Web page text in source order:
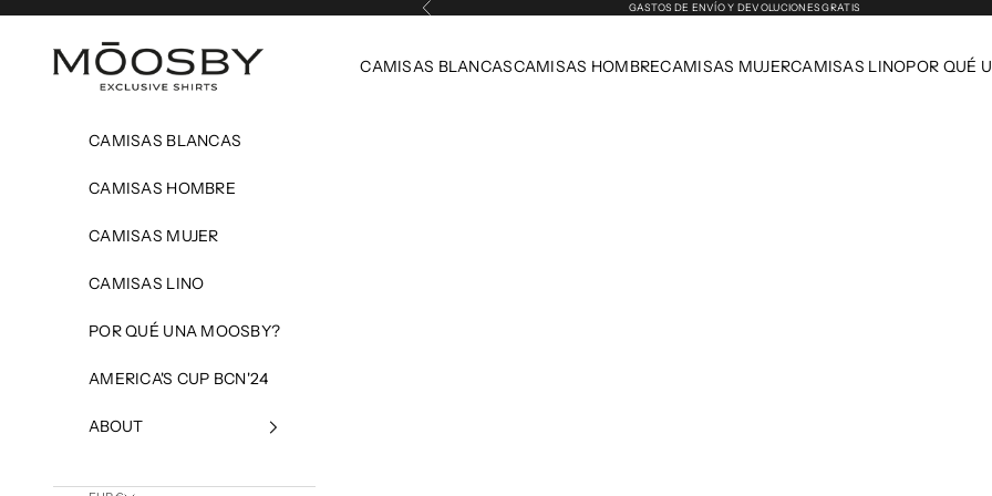
Ir al contenido Anterior GASTOS DE ENVÍO Y DEVOLUCIONES GRATIS
MOOSBY
CAMISAS BLANCASCAMISAS HOMBRECAMISAS MUJERCAMISAS LINOPOR QUÉ
CAMISAS BLANCAS
CAMISAS HOMBRE
CAMISAS MUJER
CAMISAS LINO
POR QUÉ UNA MOOSBY?
AMERICA'S CUP BCN'24
ABOUT